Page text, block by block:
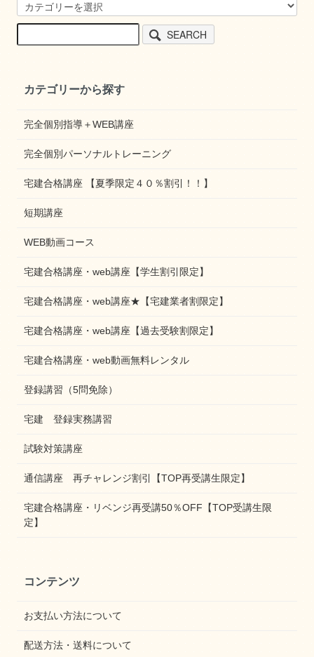
SEARCH
カテゴリーから探す
完全個別指導＋WEB講座
完全個別パーソナルトレーニング
宅建合格講座 【夏季限定４０％割引！！】
短期講座
WEB動画コース
宅建合格講座・web講座【学生割引限定】
宅建合格講座・web講座★【宅建業者割限定】
宅建合格講座・web講座【過去受験割限定】
宅建合格講座・web動画無料レンタル
登録講習（5問免除）
宅建 登録実務講習
試験対策講座
通信講座 再チャレンジ割引【TOP再受講生限定】
宅建合格講座・リベンジ再受講50％OFF【TOP受講生限
定】
コンテンツ
お支払い方法について
配送方法・送料について